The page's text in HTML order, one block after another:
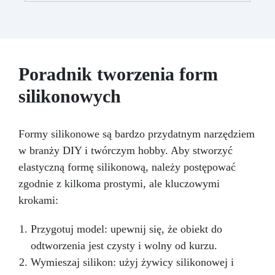
więcej trudności.
Poradnik tworzenia form
silikonowych
Formy silikonowe są bardzo przydatnym narzędziem
w branży DIY i twórczym hobby. Aby stworzyć
elastyczną formę silikonową, należy postępować
zgodnie z kilkoma prostymi, ale kluczowymi
krokami:
Przygotuj model: upewnij się, że obiekt do
odtworzenia jest czysty i wolny od kurzu.
Wymieszaj silikon: użyj żywicy silikonowej i